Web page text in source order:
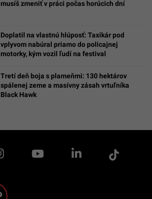
musíš zmeniť v práci počas horúcich dní
Doplatil na vlastnú hlúposť: Taxikár pod
vplyvom nabúral priamo do policajnej
motorky, kým vozil ľudí na festival
Tretí deň boja s plameňmi: 130 hektárov
spálenej zeme a masívny zásah vrtuľníka
Black Hawk